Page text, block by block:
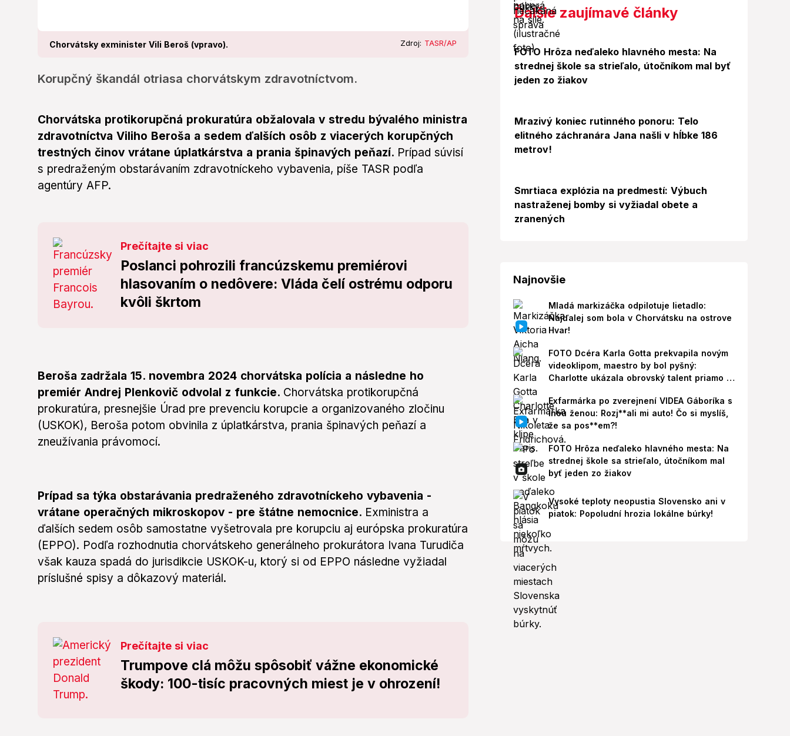
Chorvátsky exminister Vili Beroš (vpravo). Zdroj: TASR/AP
Korupčný škandál otriasa chorvátskym zdravotníctvom.
Chorvátska protikorupčná prokuratúra obžalovala v stredu bývalého ministra
zdravotníctva Viliho Beroša a sedem ďalších osôb z viacerých korupčných
trestných činov vrátane úplatkárstva a prania špinavých peňazí. Prípad súvisí
s predraženým obstarávaním zdravotníckeho vybavenia, píše TASR podľa
agentúry AFP.
Prečítajte si viac
Poslanci pohrozili francúzskemu premiérovi
hlasovaním o nedôvere: Vláda čelí ostrému odporu
kvôli škrtom
Beroša zadržala 15. novembra 2024 chorvátska polícia a následne ho
premiér Andrej Plenkovič odvolal z funkcie. Chorvátska protikorupčná
prokuratúra, presnejšie Úrad pre prevenciu korupcie a organizovaného zločinu
(USKOK), Beroša potom obvinila z úplatkárstva, prania špinavých peňazí a
zneužívania právomocí.
Prípad sa týka obstarávania predraženého zdravotníckeho vybavenia -
vrátane operačných mikroskopov - pre štátne nemocnice. Exministra a
ďalších sedem osôb samostatne vyšetrovala pre korupciu aj európska prokuratúra
(EPPO). Podľa rozhodnutia chorvátskeho generálneho prokurátora Ivana Turudiča
však kauza spadá do jurisdikcie USKOK-u, ktorý si od EPPO následne vyžiadal
príslušné spisy a dôkazový materiál.
Prečítajte si viac
Trumpove clá môžu spôsobiť vážne ekonomické
škody: 100-tisíc pracovných miest je v ohrození!
Ďalšie zaujímavé články
Foto
FOTO Hrôza neďaleko hlavného mesta: Na
strednej škole sa strieľalo, útočníkom mal byť
jeden zo žiakov
Mrazivý koniec rutinného ponoru: Telo
elitného záchranára Jana našli v hĺbke 186
metrov!
Smrtiaca explózia na predmestí: Výbuch
nastraženej bomby si vyžiadal obete a
zranených
Najnovšie
Mladá markizáčka odpilotuje lietadlo:
Najďalej som bola v Chorvátsku na ostrove
Hvar!
FOTO Dcéra Karla Gotta prekvapila novým
videoklipom, maestro by bol pyšný:
Charlotte ukázala obrovský talent priamo v
Exfarmárka po zverejnení VIDEA Gáboríka s
inou ženou: Rozj**ali mi auto! Čo si myslíš,
že sa pos**em?!
FOTO Hrôza neďaleko hlavného mesta: Na
strednej škole sa strieľalo, útočníkom mal
byť jeden zo žiakov
Vysoké teploty neopustia Slovensko ani v
piatok: Popoludní hrozia lokálne búrky!